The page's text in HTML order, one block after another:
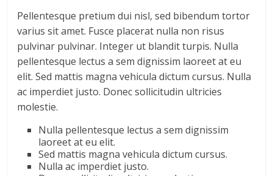
Pellentesque pretium dui nisl, sed bibendum tortor
varius sit amet. Fusce placerat nulla non risus
pulvinar pulvinar. Integer ut blandit turpis. Nulla
pellentesque lectus a sem dignissim laoreet at eu
elit. Sed mattis magna vehicula dictum cursus. Nulla
ac imperdiet justo. Donec sollicitudin ultricies
molestie.
Nulla pellentesque lectus a sem dignissim
laoreet at eu elit.
Sed mattis magna vehicula dictum cursus.
Nulla ac imperdiet justo.